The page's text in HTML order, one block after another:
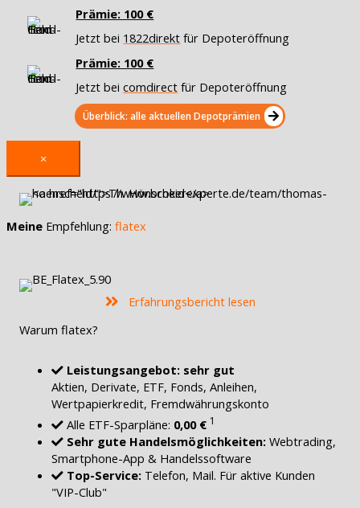
Prämie: 100 €
Jetzt bei 1822direkt für Depoteröffnung
Prämie: 100 €
Jetzt beicomdirect für Depoteröffnung
Überblick: alle aktuellen Depotprämien
×
Meine Empfehlung: flatex
Erfahrungsbericht lesen
Warum flatex?
Leistungsangebot: sehr gut
Aktien, Derivate, ETF, Fonds, Anleihen,
Wertpapierkredit, Fremdwährungskonto
Alle ETF-Sparpläne: 0,00 € 1
Sehr gute Handelsmöglichkeiten: Webtrading,
Smartphone-App & Handelssoftware
Top-Service: Telefon, Mail. Für aktive Kunden
"VIP-Club"